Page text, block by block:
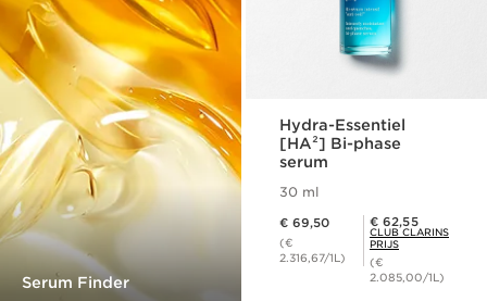
Serum Finder
Hydra-Essentiel
[HA²] Bi-phase
serum
30 ml
€ 69,50
(€
2.316,67/1L)
Club Clarins Prijs € 62,55
€ 62,55
CLUB CLARINS
PRIJS
(€
2.085,00/1L)